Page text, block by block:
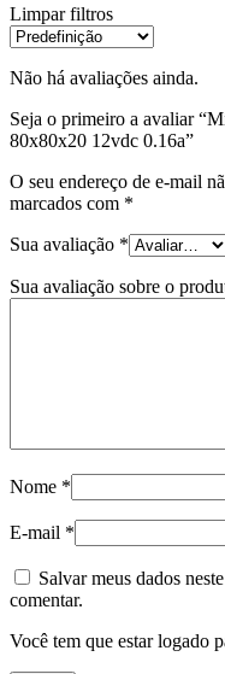
Limpar filtros
Não há avaliações ainda.
Seja o primeiro a avaliar
80x80x20 12vdc 0.16a”
O seu endereço de e-mail
marcados com *
Sua avaliação *
Sua avaliação sobre o
Nome *
E-mail *
Salvar meus dados
comentar.
Você tem que estar logado